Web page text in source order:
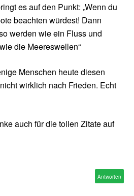
es auf den Punkt: „Wenn du
beachten würdest! Dann
werden wie ein Fluss und
die Meereswellen“
Menschen heute diesen
wirklich nach Frieden. Echt
auch für die tollen Zitate auf
Antworten